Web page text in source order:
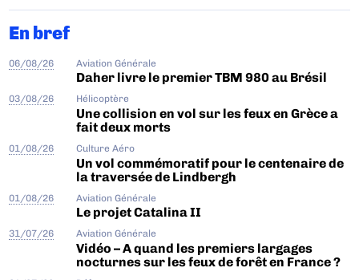
En bref
06/08/26 Aviation Générale
Daher livre le premier TBM 980 au Brésil
03/08/26 Hélicoptère
Une collision en vol sur les feux en Grèce a
fait deux morts
01/08/26 Culture Aéro
Un vol commémoratif pour le centenaire de
la traversée de Lindbergh
01/08/26 Aviation Générale
Le projet Catalina II
31/07/26 Aviation Générale
Vidéo – A quand les premiers largages
nocturnes sur les feux de forêt en France ?